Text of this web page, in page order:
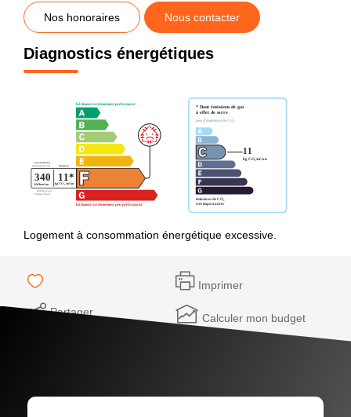
Nos honoraires Nous contacter
Diagnostics énergétiques
Logement à consommation énergétique excessive.
Imprimer
Partager Calculer mon budget